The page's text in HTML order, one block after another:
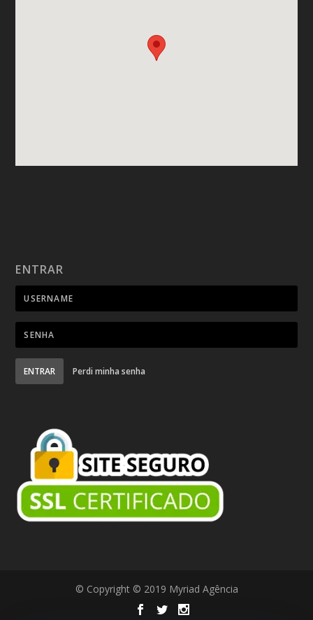
ENTRAR
ENTRAR Perdi minha senha
© Copyright © 2019 Myriad Agência